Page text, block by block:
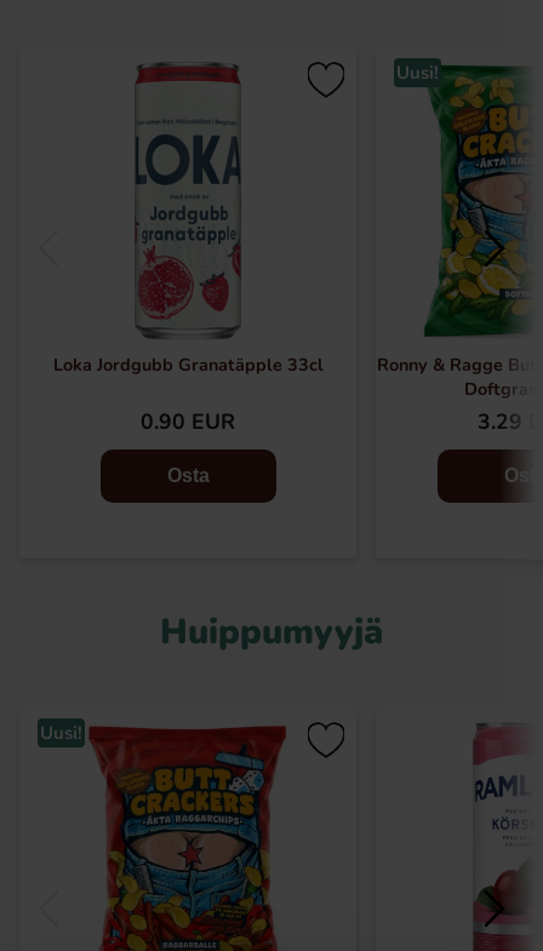
Loka Jordgubb Granatäpple 33cl
0.90 EUR
Osta
Uusi!
Ronny & Ragge
3.29
Huippumyyjä
Uusi!